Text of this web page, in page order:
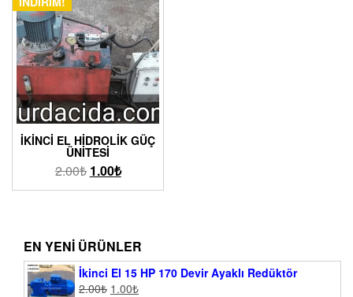
İKINCI EL HIDROLIK GÜÇ
ÜNITESI
2.00₺ 1.00₺
EN YENI ÜRÜNLER
İkinci El 15 HP 170 Devir Ayaklı Redüktör
2.00₺ 1.00₺